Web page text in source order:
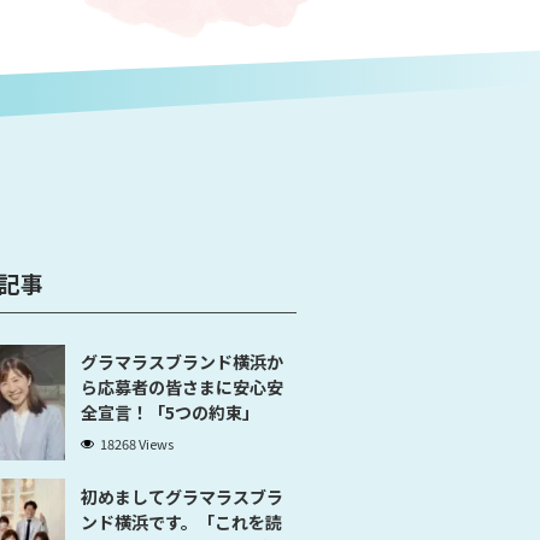
事
グラマラスブランド横浜か
ら応募者の皆さまに安心安
全宣言！「5つの約束」
18268 Views
初めましてグラマラスブラ
ンド横浜です。「これを読